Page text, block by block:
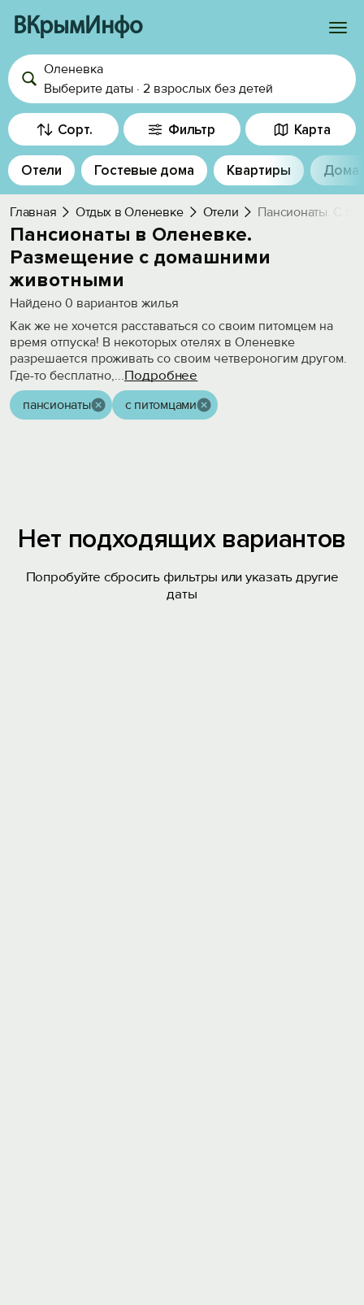
ВКрымИнфо
Войти
Избранное
История просмотра
Добавить свой объект
Оленевка
Выберите даты · 2 взрослых без детей
Сорт. Фильтр Карта
Отели Гостевые дома Квартиры Дома
Главная Отдых в Оленевке Отели Пансионаты. С
Пансионаты в Оленевке.
Размещение с домашними
животными
Найдено 0 вариантов жилья
Как же не хочется расставаться со своим питомцем на
время отпуска! В некоторых отелях в Оленевке
разрешается проживать со своим четвероногим другом.
Где-то бесплатно,...Подробнее
пансионаты с питомцами
Нет подходящих вариантов
Попробуйте сбросить фильтры или указать другие
даты